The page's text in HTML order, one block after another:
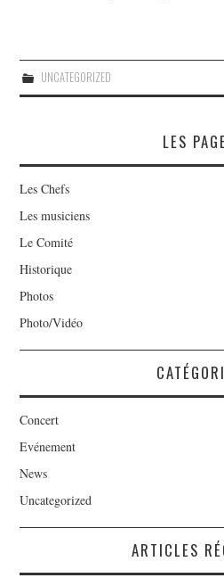
UNCATEGORIZED
LES
Les Chefs
Les musiciens
Le Comité
Historique
Photos
Photo/Vidéo
Concert
Evénement
News
Uncategorized
ARTICLES